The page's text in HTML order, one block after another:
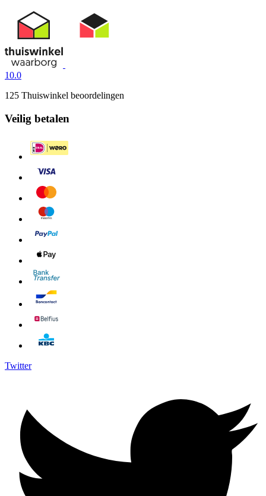
10.0
125 Thuiswinkel beoordelingen
Veilig betalen
Twitter